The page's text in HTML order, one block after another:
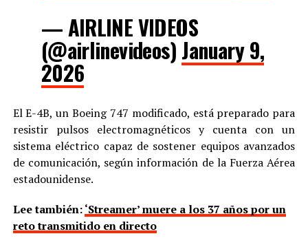
— AIRLINE VIDEOS
(@airlinevideos) January 9,
2026
El E-4B, un Boeing 747 modificado, está preparado para
resistir pulsos electromagnéticos y cuenta con un
sistema eléctrico capaz de sostener equipos avanzados
de comunicación, según información de la Fuerza Aérea
estadounidense.
Lee también:‘Streamer’ muere a los 37 años por un
reto transmitido en directo